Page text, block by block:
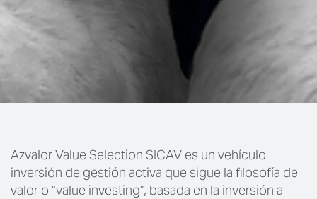
Azvalor Value Selection SICAV es un vehículo
inversión de gestión activa que sigue la filosofía de
valor o “value investing”, basada en la inversión a